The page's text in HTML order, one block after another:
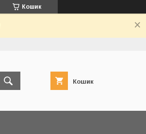
Кошик
Кошик